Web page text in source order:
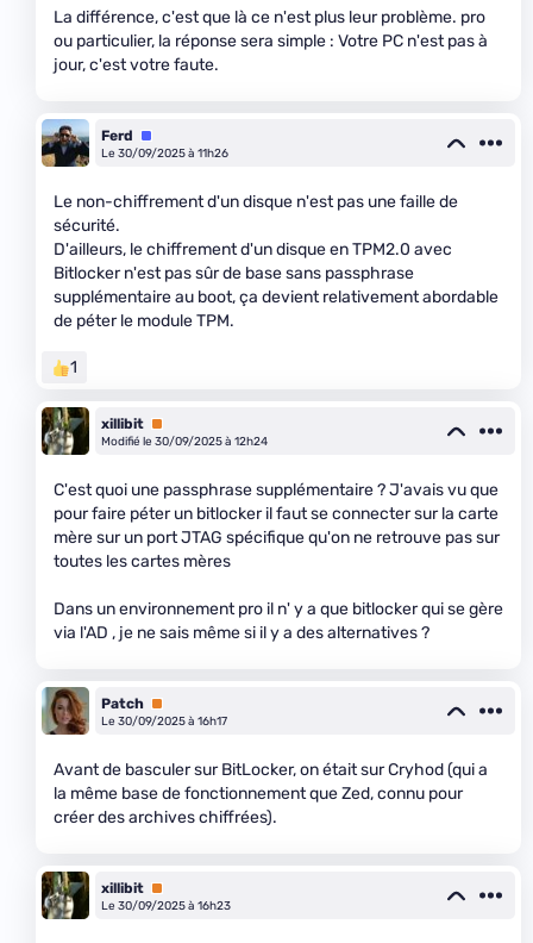
La différence, c'est que là ce n'est plus leur problème. pro
ou particulier, la réponse sera simple : Votre PC n'est pas à
jour, c'est votre faute.
Ferd
Équipe
Le 30/09/2025 à 11h26
Le non-chiffrement d'un disque n'est pas une faille de
sécurité.
D'ailleurs, le chiffrement d'un disque en TPM2.0 avec
Bitlocker n'est pas sûr de base sans passphrase
supplémentaire au boot, ça devient relativement abordable
de péter le module TPM.
1
xillibit Premium
Modifié le 30/09/2025 à 12h24
C'est quoi une passphrase supplémentaire ? J'avais vu que
pour faire péter un bitlocker il faut se connecter sur la carte
mère sur un port JTAG spécifique qu'on ne retrouve pas sur
toutes les cartes mères
Dans un environnement pro il n' y a que bitlocker qui se gère
via l'AD , je ne sais même si il y a des alternatives ?
Patch Premium
Le 30/09/2025 à 16h17
Avant de basculer sur BitLocker, on était sur Cryhod (qui a
la même base de fonctionnement que Zed, connu pour
créer des archives chiffrées).
xillibit Premium
Le 30/09/2025 à 16h23